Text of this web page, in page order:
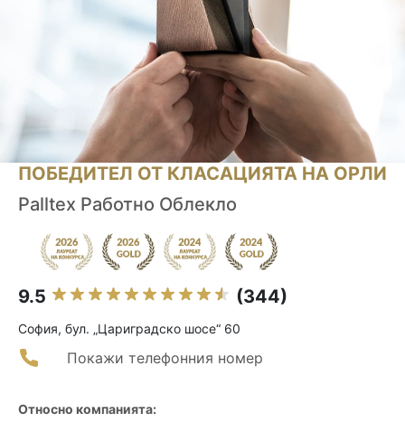
ПОБЕДИТЕЛ ОТ КЛАСАЦИЯТА НА ОРЛИ
Palltex Работно Облекло
9.5 (344)
София, бул. „Цариградско шосе“ 60
Покажи телефонния номер
Относно компанията: